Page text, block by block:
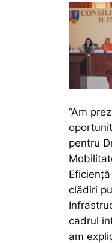
”Am
pentru
clădiri
cadrul
am